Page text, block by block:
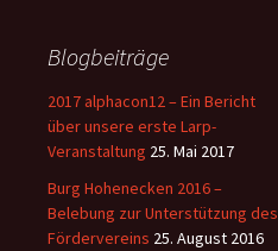
Blogbeiträge
2017 alphacon12 – Ein Bericht
über unsere erste Larp-
Veranstaltung 25. Mai 2017
Burg Hohenecken 2016 –
Belebung zur Unterstützung des
Fördervereins 25. August 2016